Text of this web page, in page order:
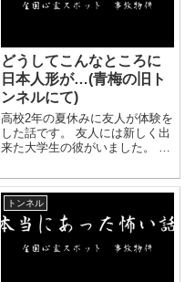
どうしてこんなところに
日本人形が…(青梅の旧ト
ンネルにて)
高校2年の夏休みに友人が体験を
した話です。 友人には新しく出
来た大学生の彼がいました。 そ
ドライブに出かけたそうです。
彼が家の前まで迎えに来てく
れ、最初は地元付近にある遊園
地のイルミネーション...
トンネル